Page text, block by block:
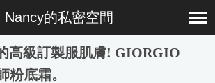
Nancy的私密空間
高級訂製服肌膚! GIORGIO
粉底霜。